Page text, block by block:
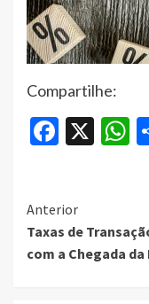
Compartilhe:
X
Continue
Reading
Anterior
Taxas de
com a Chegada